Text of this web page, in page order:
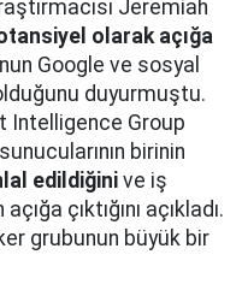
Jeremiah
olarak açığa
Google ve sosyal
duyurmuştu.
Intelligence Group
birinin
edildiğini ve iş
çıktığını açıkladı.
grubunun büyük bir